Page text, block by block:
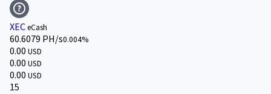
XECeCash
60.6079 PH/s0.004%
0.00 USD
0.00 USD
0.00 USD
15